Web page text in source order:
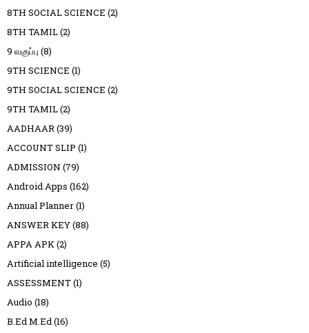
8TH SOCIAL SCIENCE (2)
8TH TAMIL(2)
9 வகுப்பு (8)
9TH SCIENCE (1)
9TH SOCIAL SCIENCE (2)
9TH TAMIL(2)
AADHAAR (39)
ACCOUNT SLIP (1)
ADMISSION (79)
Android Apps (162)
Annual Planner(1)
ANSWER KEY(88)
APPA APK (2)
Artificial intelligence (5)
ASSESSMENT(1)
Audio (18)
B.Ed M.Ed (16)